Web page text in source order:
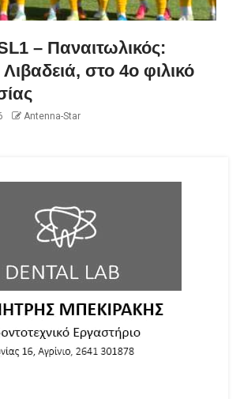
– Παναιτωλικός:
στο 4ο φιλικό
Antenna-Star